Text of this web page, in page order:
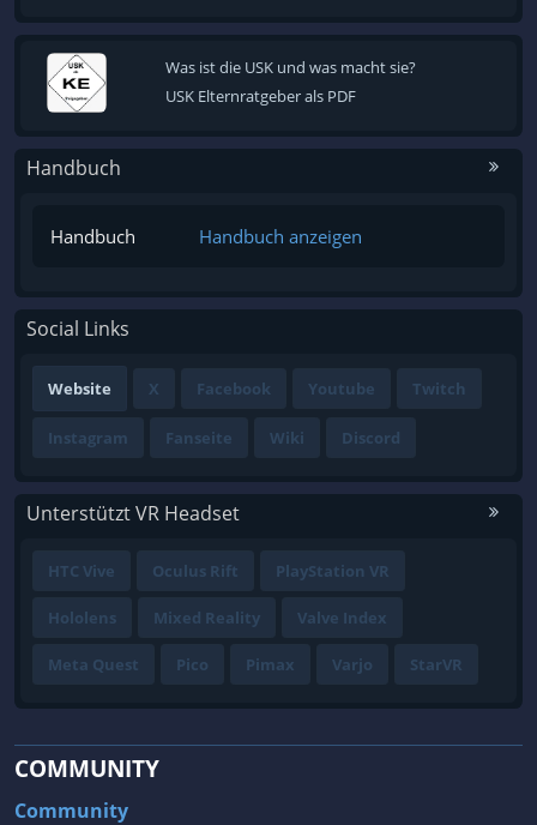
Was ist die USK und was macht sie?
USK Elternratgeber als PDF
Handbuch
Handbuch Handbuch anzeigen
Social Links
Website X Facebook Youtube Twitch
Instagram Fanseite Wiki Discord
Unterstützt VR Headset
HTC Vive Oculus Rift PlayStation VR
Hololens Mixed Reality Valve Index
Meta Quest Pico Pimax Varjo StarVR
COMMUNITY
Community